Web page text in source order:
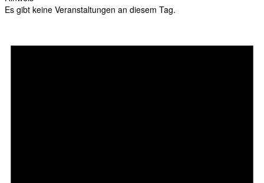
Es gibt keine Veranstaltungen an diesem Tag.